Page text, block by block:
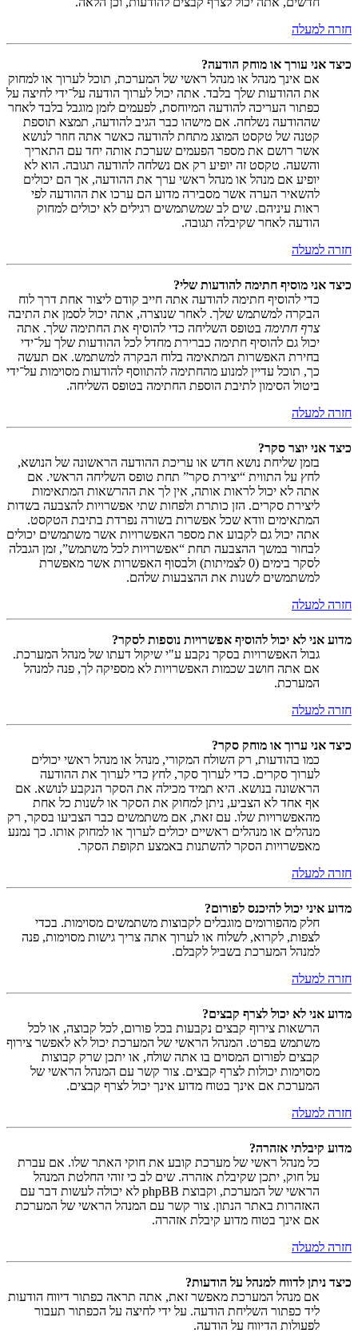
חזרה למעלה
כיצד אני עורך או מוחק הודעה?
אם אינך מנהל או מנהל ראשי של המערכת, תוכל לערוך או למחוק
את ההודעות שלך בלבד. אתה יכול לערוך הודעה על־ידי לחיצה על
כפתור העריכה להודעה המיוחסת, לפעמים לזמן מוגבל בלבד לאחר
שההודעה נשלחה. אם מישהו כבר הגיב להודעה, תמצא תוספת
קטנה של טקסט המוצג מתחת להודעה כאשר אתה חוזר לנושא
אשר רושם את מספר הפעמים שערכת אותה יחד עם התאריך
והשעה. טקסט זה יופיע רק אם נשלחה להודעה תגובה. הוא לא
יופיע אם מנהל או מנהל ראשי ערך את ההודעה, אך הם יכולים
להשאיר הערה אשר מסבירה מדוע הם ערכו את ההודעה לפי
ראות עיניהם. שים לב שמשתמשים רגילים לא יכולים למחוק
הודעה לאחר שקיבלה תגובה.
חזרה למעלה
כיצד אני מוסיף חתימה להודעות שלי?
כדי להוסיף חתימה להודעה אתה חייב קודם ליצור אחת דרך לוח
הבקרה למשתמש שלך. לאחר שנוצרה, אתה יכול לסמן את התיבה
צרף חתימה בטופס השליחה כדי להוסיף את החתימה שלך. אתה
יכול גם להוסיף חתימה כברירת מחדל לכל ההודעות שלך על־ידי
בחירת האפשרות המתאימה בלוח הבקרה למשתמש. אם תעשה
כך, תוכל עדיין למנוע מהחתימה להתווסף להודעות מסוימות על־ידי
ביטול הסימון לתיבת הוספת החתימה בטופס השליחה.
חזרה למעלה
כיצד אני יוצר סקר?
בזמן שליחת נושא חדש או עריכת ההודעה הראשונה של הנושא,
לחץ על התווית “יצירת סקר” תחת טופס השליחה הראשי. אם
אתה לא יכול לראות אותה, אין לך את ההרשאות המתאימות
ליצירת סקרים. הזן כותרת ולפחות שתי אפשרויות להצבעה בשדות
המתאימים וודא שכל אפשרות בשורה נפרדת בתיבת הטקסט.
אתה יכול גם לקבוע את מספר האפשרויות אשר משתמשים יכולים
לבחור במשך ההצבעה תחת “אפשרויות לכל משתמש”, זמן הגבלה
לסקר בימים (0 לצמיתות) ולבסוף האפשרות אשר מאפשרת
למשתמשים לשנות את ההצבעות שלהם.
חזרה למעלה
מדוע אני לא יכול להוסיף אפשרויות נוספות לסקר?
גבול האפשרויות בסקר נקבע ע"י שיקול דעתו של מנהל המערכת.
אם אתה חושב שכמות האפשרויות לא מספיקה לך, פנה למנהל
המערכת.
חזרה למעלה
כיצד אני ערוך או מוחק סקר?
כמו בהודעות, רק השולח המקורי, מנהל או מנהל ראשי יכולים
לערוך סקרים. כדי לערוך סקר, לחץ כדי לערוך את ההודעה
הראשונה בנושא. היא תמיד מכילה את הסקר הנקבע לנושא. אם
אף אחד לא הצביע, ניתן למחוק את הסקר או לשנות כל אחת
מהאפשרויות שלו. עם זאת, אם משתמשים כבר הצביעו בסקר, רק
מנהלים או מנהלים ראשיים יכולים לערוך או למחוק אותו. כך נמנע
מאפשרויות הסקר להשתנות באמצע תקופת הסקר.
חזרה למעלה
מדוע איני יכול להיכנס לפורום?
חלק מהפורומים מוגבלים לקבוצות משתמשים מסוימות. בכדי
לצפות, לקרוא, לשלוח או לערוך אתה צריך גישות מסוימות, פנה
למנהל המערכת בשביל לקבלם.
חזרה למעלה
מדוע אני לא יכול לצרף קבצים?
הרשאות צירוף קבצים נקבעות בכל פורום, לכל קבוצה, או לכל
משתמש בפרט. המנהל הראשי של המערכת יכול לא לאפשר צירוף
קבצים לפורום המסוים בו אתה שולח, או יתכן שרק קבוצות
מסוימות יכולות לצרף קבצים. צור קשר עם המנהל הראשי של
המערכת אם אינך בטוח מדוע אינך יכול לצרף קבצים.
חזרה למעלה
מדוע קיבלתי אזהרה?
כל מנהל ראשי של מערכת קובע את חוקי האתר שלו. אם עברת
על חוק, יתכן שקיבלת אזהרה. שים לב כי זוהי החלטת המנהל
הראשי של המערכת, וקבוצת phpBB לא יכולה לעשות דבר עם
האזהרות באתר הנתון. צור קשר עם המנהל הראשי של המערכת
אם אינך בטוח מדוע קיבלת אזהרה.
חזרה למעלה
כיצד ניתן לדווח למנהל על הודעות?
אם מנהל המערכת מאפשר זאת, אתה תראה כפתור דיווח הודעות
ליד כפתור השליחת הודעה. על ידי לחיצה על הכפתור תעבור
לפעולות הדיווח על הודעה.